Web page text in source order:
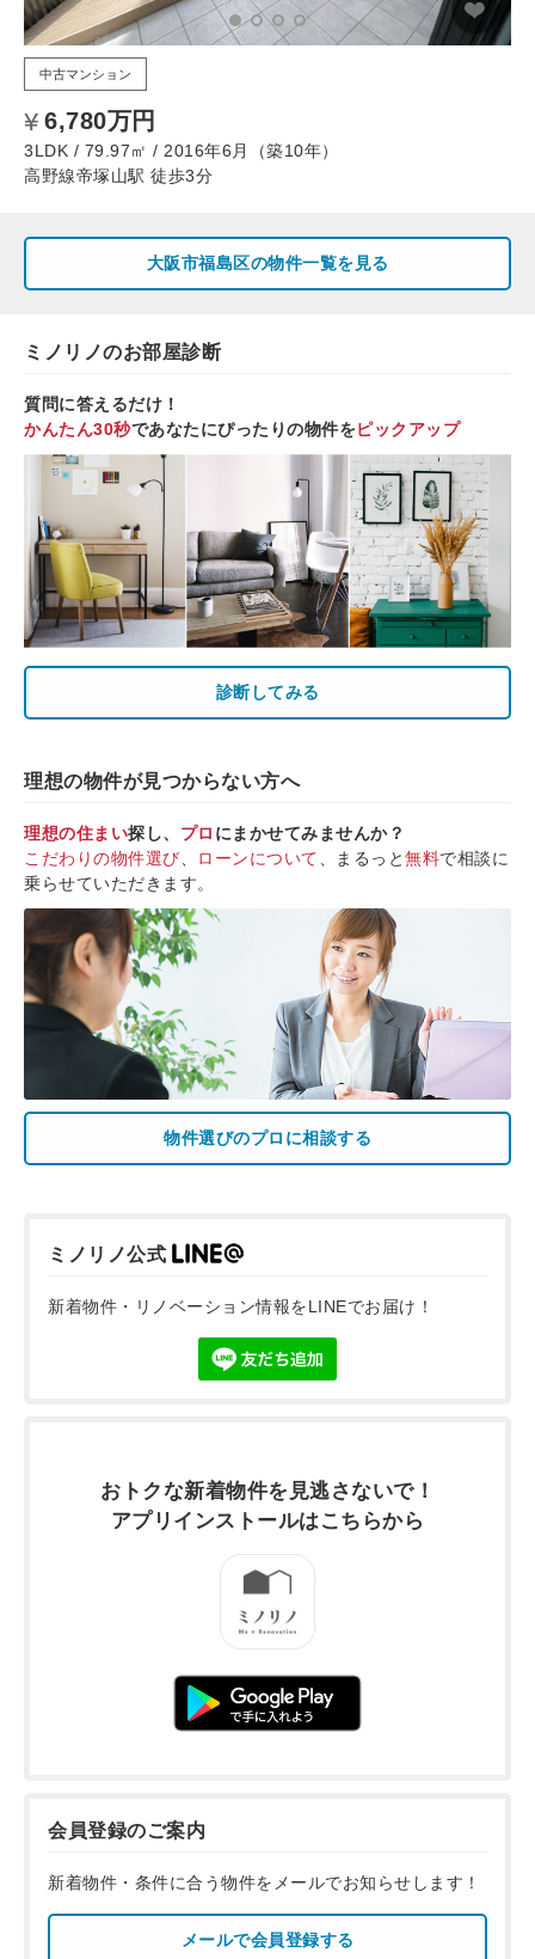
中古マンション
6,780万円
3LDK / 79.97㎡ / 2016年6月（築10年）
高野線帝塚山駅 徒歩3分
大阪市福島区の物件一覧を見る
ミノリノのお部屋診断
質問に答えるだけ！
かんたん30秒であなたにぴったりの物件をピックアップ
診断してみる
理想の物件が見つからない方へ
理想の住まい探し、 プロ にまかせてみませんか？
こだわりの物件選び
ローンについて 、まるっと無料で相談に
乗らせていただきます。
物件選びのプロに相談する
ミノリノ公式
新着物件・リノベーション情報をLINEでお届け！
おトクな新着物件を 見逃さないで！
アプリインストールはこちらから
会員登録のご案内
新着物件・条件に合う物件をメールでお知らせします！
メールで会員登録する